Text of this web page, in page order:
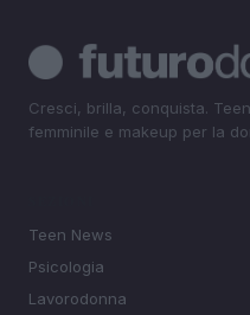
Cresci, brilla, conquista.
femminile e makeup per la
Teen News
Psicologia
Lavorodonna